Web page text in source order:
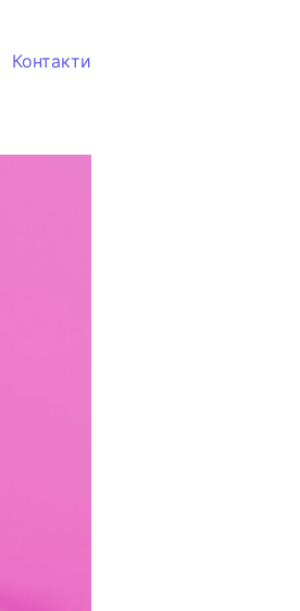
Контакти